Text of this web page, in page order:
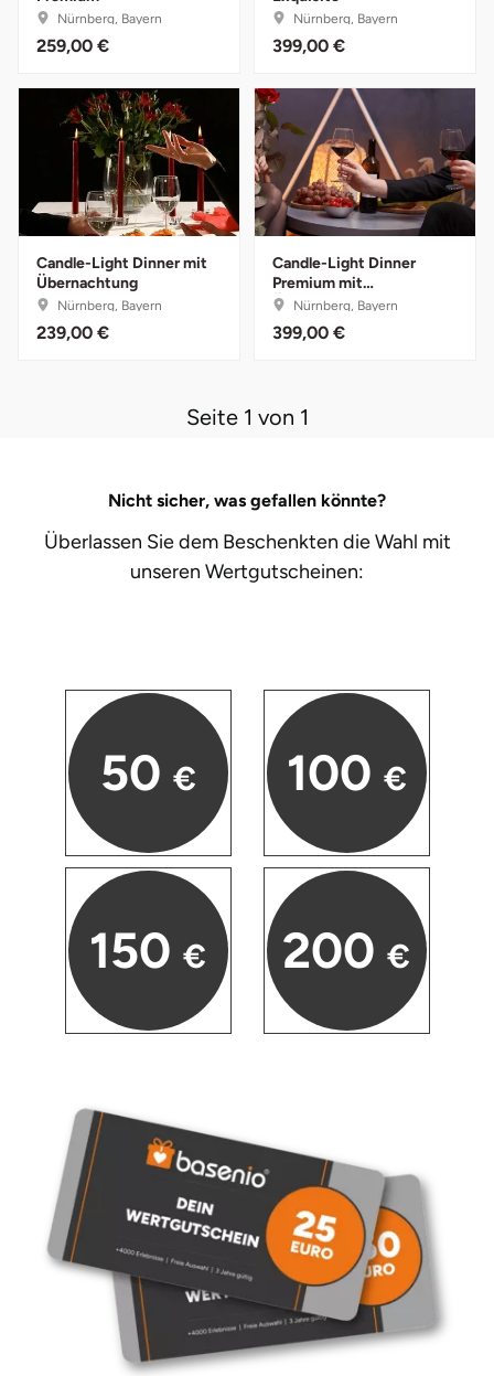
Nürnberg, Bayern
259,00 €
Nürnberg, Bayern
399,00 €
Candle-Light Dinner mit
Übernachtung
Nürnberg, Bayern
239,00 €
Candle-Light Dinner
Premium mit
Übernachtung
Nürnberg, Bayern
399,00 €
Seite 1 von 1
Nicht sicher, was gefallen könnte?
Überlassen Sie dem Beschenkten die Wahl mit
unseren Wertgutscheinen:
50 €
150 €
100 €
200 €
Bruchköbel
Bruchsal
Burghausen
Calw
Chemnitz
Cloppenburg
Deggendorf
Dingolfing
Dorsten
Dortmund
Duisburg
Düsseldorf
Erlangen
Essen
Flensburg
Frankfurt am Main
Münster
Nürnberg
Oberlausitz
Pirna
Riesa
Ruhrgebiet
sächsische Schweiz
Sangerhausen
Sonneberg
Unterwellenborn
Weimar
Weißenfels